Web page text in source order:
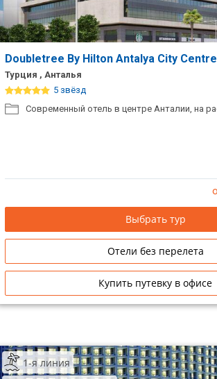
Doubletree By Hilton Antalya City Centre
Турция , Анталья
5 звёзд
Современный отель в центре Анталии, на
Выбрать тур
Отели без перелета
Купить путевку в офисе
1-я линия